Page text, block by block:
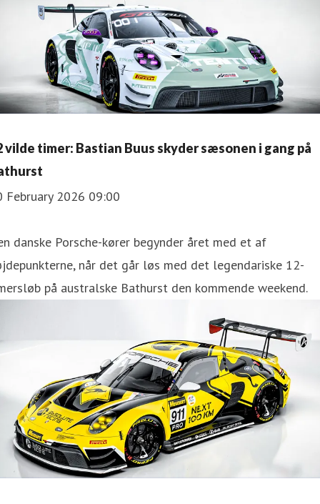
vilde timer: Bastian Buus skyder sæsonen i gang på
February 2026 09:00
danske Porsche-kører begynder året med et af
når det går løs med det legendariske 12-
på australske Bathurst den kommende weekend.